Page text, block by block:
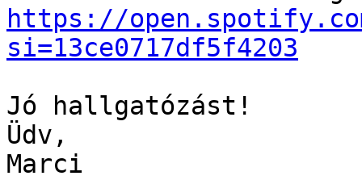
https://open.spotify.com/
si=13ce0717df5f4203
Jó hallgatózást!
Üdv,
Marci